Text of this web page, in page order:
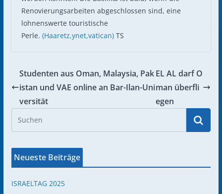
Renovierungsarbeiten abgeschlossen sind, eine
lohnenswerte touristische
Perle. (Haaretz,ynet,vatican)TS
Studenten aus Oman, Malaysia, Pak
istan und VAE online an Bar-Ilan-Uni
versität
EL AL darf O
man überfli
egen
Neueste Beiträge
ISRAELTAG 2025